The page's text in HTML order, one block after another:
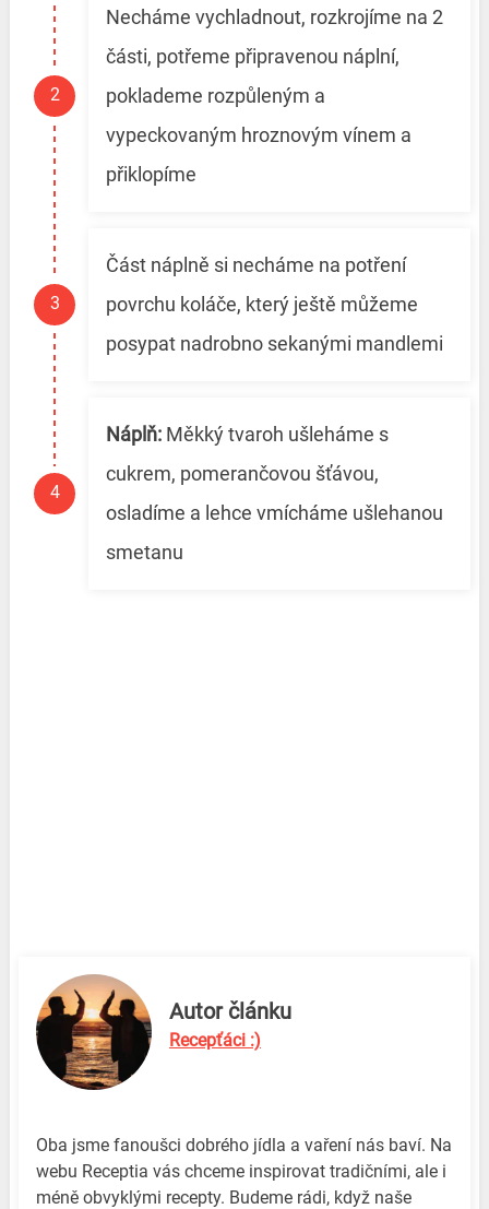
Necháme vychladnout, rozkrojíme na 2
části, potřeme připravenou náplní,
poklademe rozpůleným a
vypeckovaným hroznovým vínem a
přiklopíme
Část náplně si necháme na potření
povrchu koláče, který ještě můžeme
posypat nadrobno sekanými mandlemi
Náplň:Měkký tvaroh ušleháme s
cukrem, pomerančovou šťávou,
osladíme a lehce vmícháme ušlehanou
smetanu
Autor článku
Recepťáci :)
Oba jsme fanoušci dobrého jídla a vaření nás baví. Na
webu Receptia vás chceme inspirovat tradičními, ale i
méně obvyklými recepty. Budeme rádi, když naše